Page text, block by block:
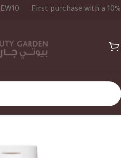
First purchase with a 10%